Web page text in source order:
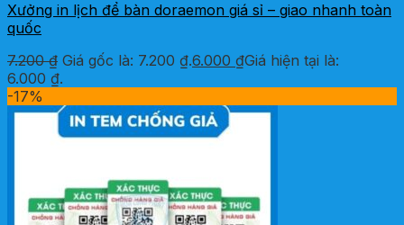
Xưởng in lịch để bàn doraemon giá sỉ – giao nhanh toàn
quốc
7.200₫ Giá gốc là: 7.200 ₫.6.000 ₫Giá hiện tại là:
6.000 ₫.
-17%